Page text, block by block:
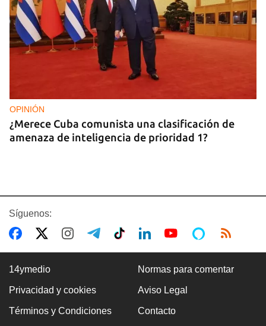
OPINIÓN
¿Merece Cuba comunista una clasificación de
amenaza de inteligencia de prioridad 1?
ASALTOS
Síguenos:
14ymedio Normas para comentar
Privacidad y cookies Aviso Legal
Términos y Condiciones Contacto